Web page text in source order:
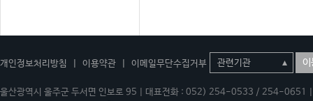
개인정보처리방침 이용약관 이메일무단수집거부 이
울산광역시 울주군 두서면 인보로 95 | 대표전화 : 052) 254-0533 / 254-